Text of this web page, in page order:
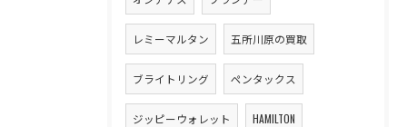
レミーマルタン 五所川原の買取
ブライトリング ペンタックス
ジッピーウォレット HAMILTON